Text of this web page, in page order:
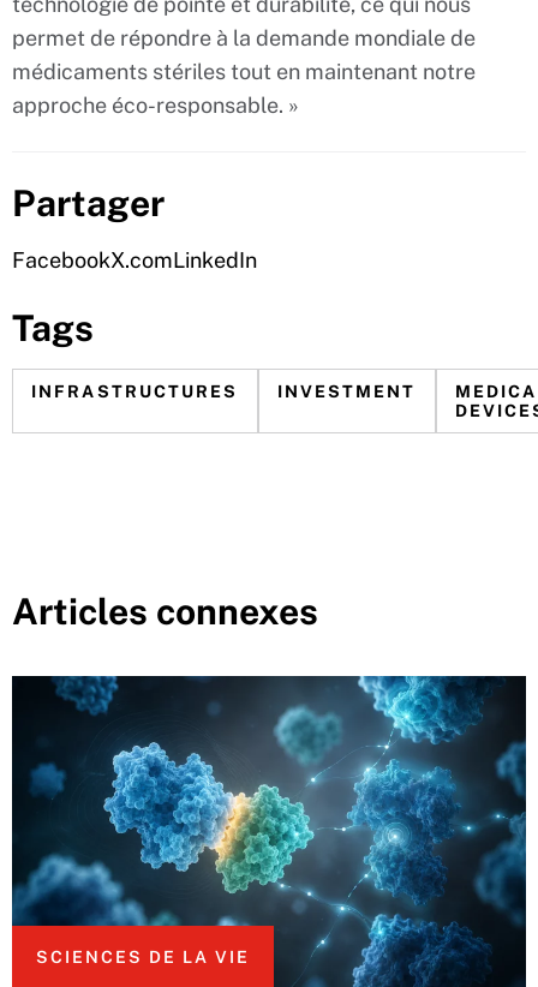
permet de répondre à la demande mondiale de
médicaments stériles tout en maintenant notre
approche éco-responsable. »
Partager
FacebookX.comLinkedIn
Tags
INFRASTRUCTURES INVESTMENT
Articles connexes
SCIENCES DE LA VIE